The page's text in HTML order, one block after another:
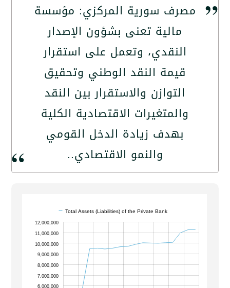
سورية المركزي: مؤسسة
مالية تعنى بشؤون الإصدار
النقدي، وتعمل على استقرار
قيمة النقد الوطني وتحقيق
التوازن والاستقرار بين النقد
والمتغيرات الاقتصادية الكلية
بهدف زيادة الدخل القومي
والنمو الاقتصادي..
Total Assets (Liabilities) of the Private Bank
10,000,000
4,500,000
5,500,000
6,500,000
7,000,000
7,500,000
8,000,000
8,500,000
9,000,000
13,000,000
10,000,000
12,000,000
11,000,000
4,000,000
3,000,000